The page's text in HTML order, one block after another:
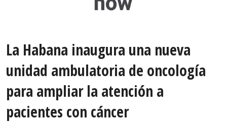
La Habana inaugura una nueva
unidad ambulatoria de oncología
para ampliar la atención a
pacientes con cáncer